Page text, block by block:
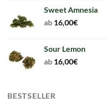
Sweet Amnesia
ab 16,00€
Sour Lemon
ab 16,00€
BESTSELLER